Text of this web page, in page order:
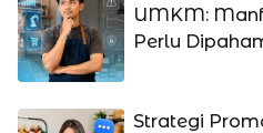
UMKM:
Perlu
Strategi